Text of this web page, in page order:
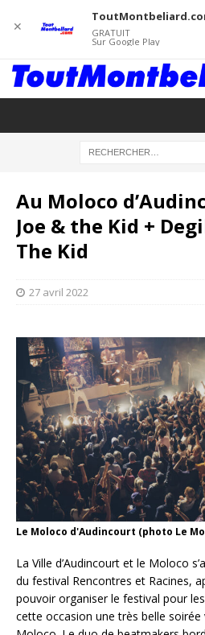
Au Moloco
Joe & the Kid +
The Kid
27 avril 2022
Le Moloco d'Audincourt (photo Le
La Ville d’Audincourt et le Moloco
du festival Rencontres et Racines,
pouvoir organiser le festival pour
cette occasion une très belle
✕ GRATUIT
Sur Google Play